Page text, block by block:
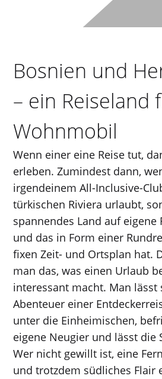
Bosnien und
– ein Reiseland
Wohnmobil
Wenn einer eine Reise tut,
erleben. Zumindest dann,
irgendeinem All-Inclusive-
türkischen Riviera urlaubt,
spannendes Land auf eigene
und das in Form einer
fixen Zeit- und Ortsplan hat.
man das, was einen Urlaub
interessant macht. Man lässt
Abenteuer einer
unter die Einheimischen,
eigene Neugier und lässt die
Wer nicht gewillt ist, eine
und trotzdem südliches Flair